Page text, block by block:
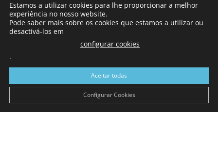
SOBRE NÓS
Com sede nas Caldas da Rainha e mais de 90 anos de
a sul de distrito de Leiria, com mais de 40.000 leitores por
toda a região Oeste. Jornal com distribuição em Portugal
Continental e assinatura online.
Estamos a utilizar cookies para lhe proporcionar a melhor
experiência no nosso website.
Pode saber mais sobre os cookies que estamos a utilizar ou
desactivá-los em
configurar cookies
.
Aceitar todas
Configurar Cookies